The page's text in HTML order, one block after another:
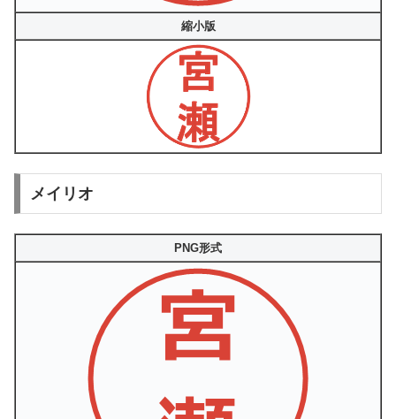
縮小版
メイリオ
PNG形式